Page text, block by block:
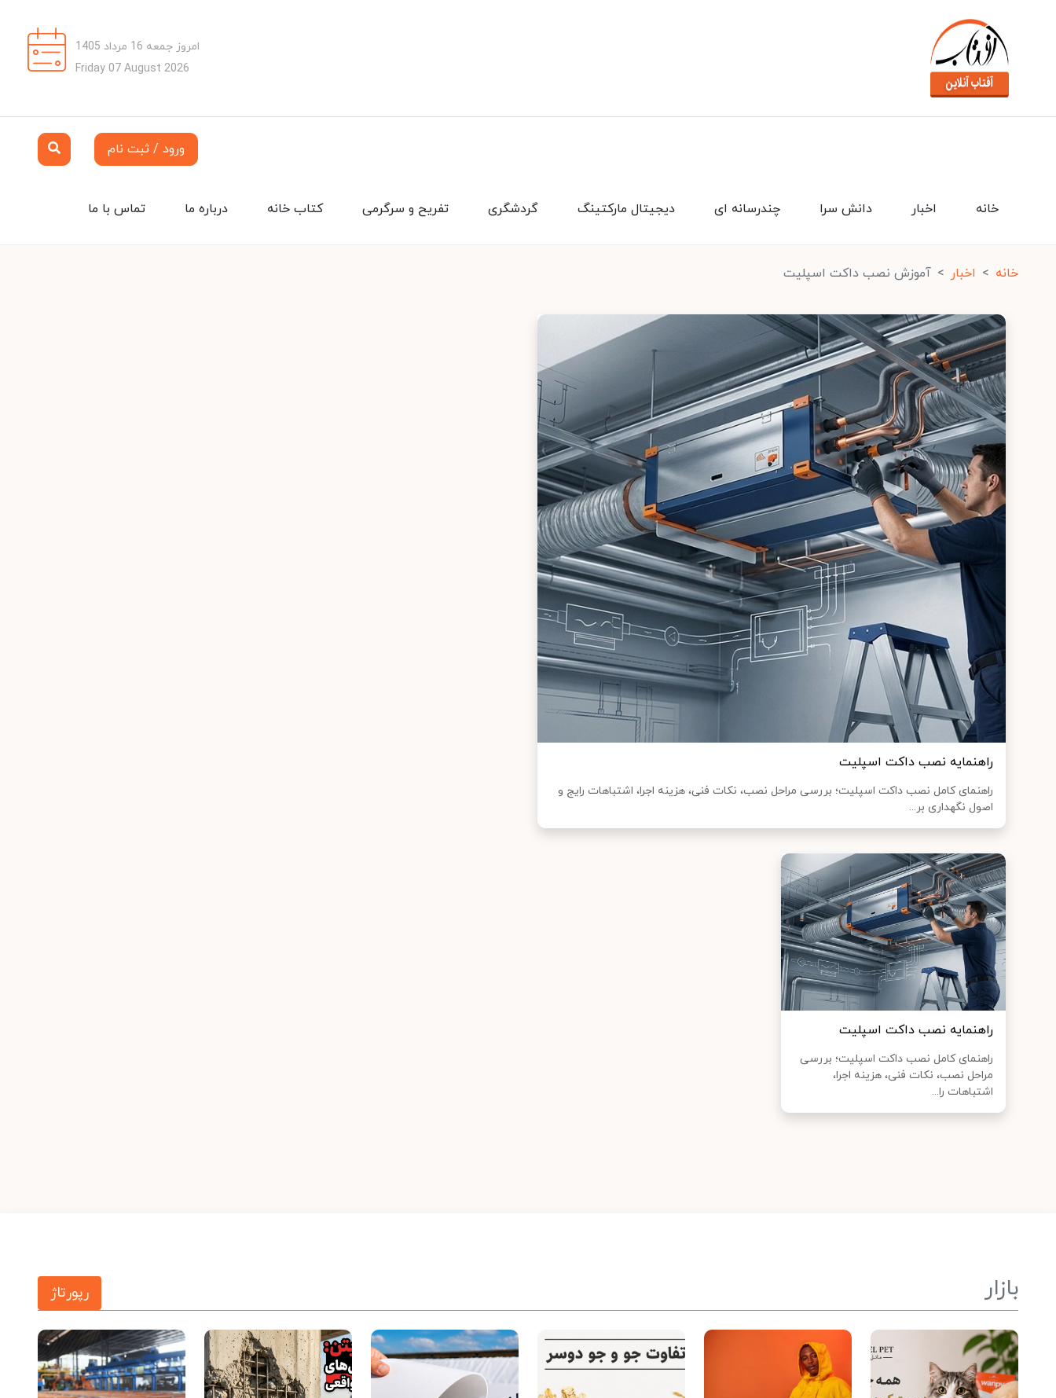
امروز جمعه 16 مرداد 1405
Friday 07 August 2026
ورود / ثبت نام
تماس با ما درباره ما کتاب خانه تفریح و سرگرمی گردشگری دیجیتال مارکتینگ چندرسانه ای دانش سرا اخبار خانه
خانه اخبار آموزش نصب داکت اسپلیت
راهنمایه نصب داکت اسپلیت
راهنمای کامل نصب داکت اسپلیت؛ بررسی مراحل نصب، نکات فنی، هزینه اجرا، اشتباهات رایج و
اصول نگهداری بر...
راهنمایه نصب داکت اسپلیت
راهنمای کامل نصب داکت اسپلیت؛ بررسی
مراحل نصب، نکات فنی، هزینه اجرا،
اشتباهات را...
بازار رپورتاژ